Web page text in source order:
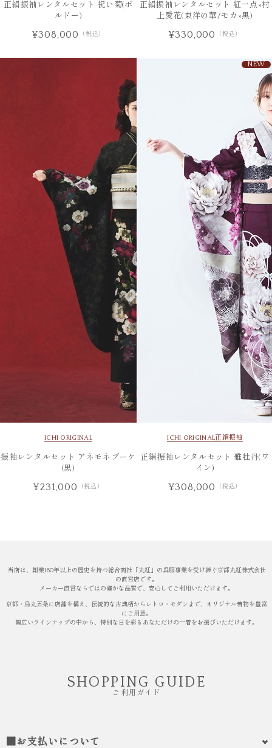
正絹振袖レンタルセット 祝い菊(ボ
ルドー)
¥308,000 （税込）
正絹振袖レンタルセット 紅一点×村
上愛花(東洋の華/モカ×黒)
¥330,000 （税込）
ICHI ORIGINAL
振袖レンタルセット アネモネブーケ
(黒)
¥231,000 （税込）
NEW
ICHI ORIGINAL正絹振袖
正絹振袖レンタルセット 雅牡丹(ワ
イン)
¥308,000 （税込）
当店は、創業160年以上の歴史を持つ総合商社「丸紅」の呉服事業を受け継ぐ京都丸紅株式会社
の直営店です。
メーカー直営ならではの確かな品質で、安心してご利用いただけます。
京都・烏丸五条に店舗を構え、伝統的な古典柄からレトロ・モダンまで、オリジナル着物を豊富
にご用意。
幅広いラインナップの中から、特別な日を彩るあなただけの一着をお選びいただけます。
SHOPPING GUIDE
ご利用ガイド
■お支払いについて